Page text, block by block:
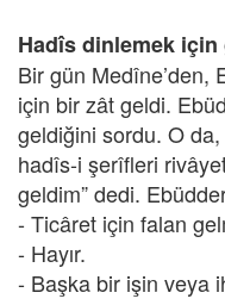
Hadîs dinlemek için
Bir gün Medîne’den,
için bir zât geldi.
geldiğini sordu. O
hadîs-i şerîfleri
geldim” dedi.
- Ticâret için falan
- Hayır.
- Başka bir işin veya